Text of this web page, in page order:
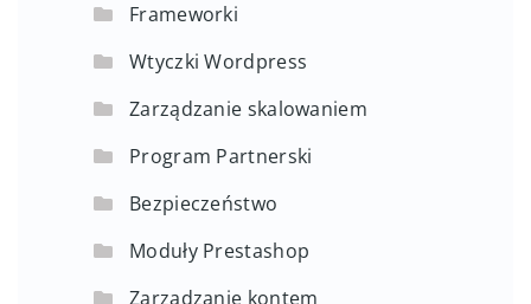
Frameworki
Wtyczki Wordpress
Zarządzanie skalowaniem
Program Partnerski
Bezpieczeństwo
Moduły Prestashop
Zarządzanie kontem